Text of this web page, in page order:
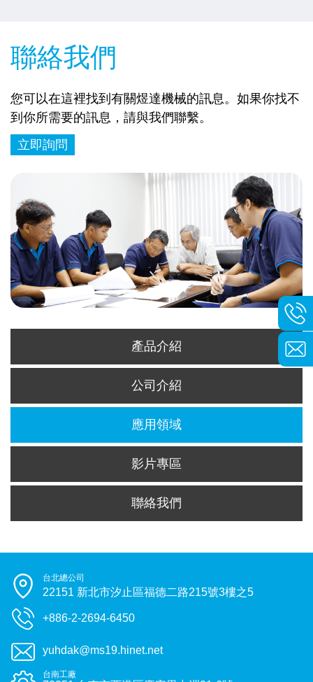
聯絡我們
您可以在這裡找到有關煜達機械的訊息。如果你找不
到你所需要的訊息，請與我們聯繫。
立即詢問
產品介紹
公司介紹
應用領域
影片專區
聯絡我們
台北總公司
22151 新北市汐止區福德二路215號3樓之5
+886-2-2694-6450
yuhdak@ms19.hinet.net
台南工廠